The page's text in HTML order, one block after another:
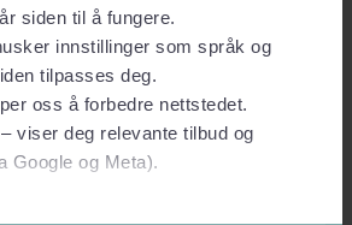
siden til å fungere.
innstillinger som språk og
tilpasses deg.
oss å forbedre nettstedet.
– viser deg relevante tilbud og
Google og Meta).